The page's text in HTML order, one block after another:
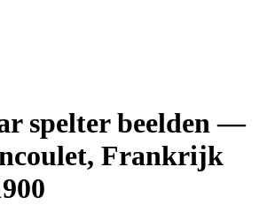
spelter beelden —
Frankrijk